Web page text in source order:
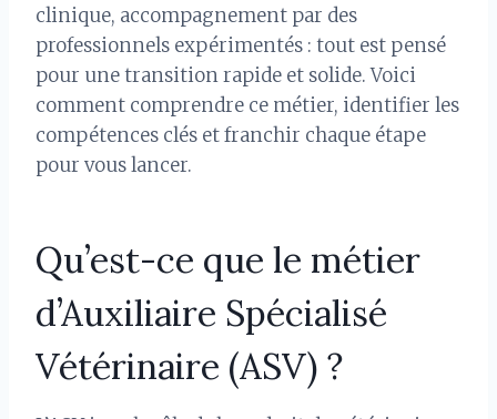
clinique, accompagnement par des
professionnels expérimentés : tout est pensé
pour une transition rapide et solide. Voici
comment comprendre ce métier, identifier les
compétences clés et franchir chaque étape
pour vous lancer.
Qu’est-ce que le métier
d’Auxiliaire Spécialisé
Vétérinaire (ASV) ?